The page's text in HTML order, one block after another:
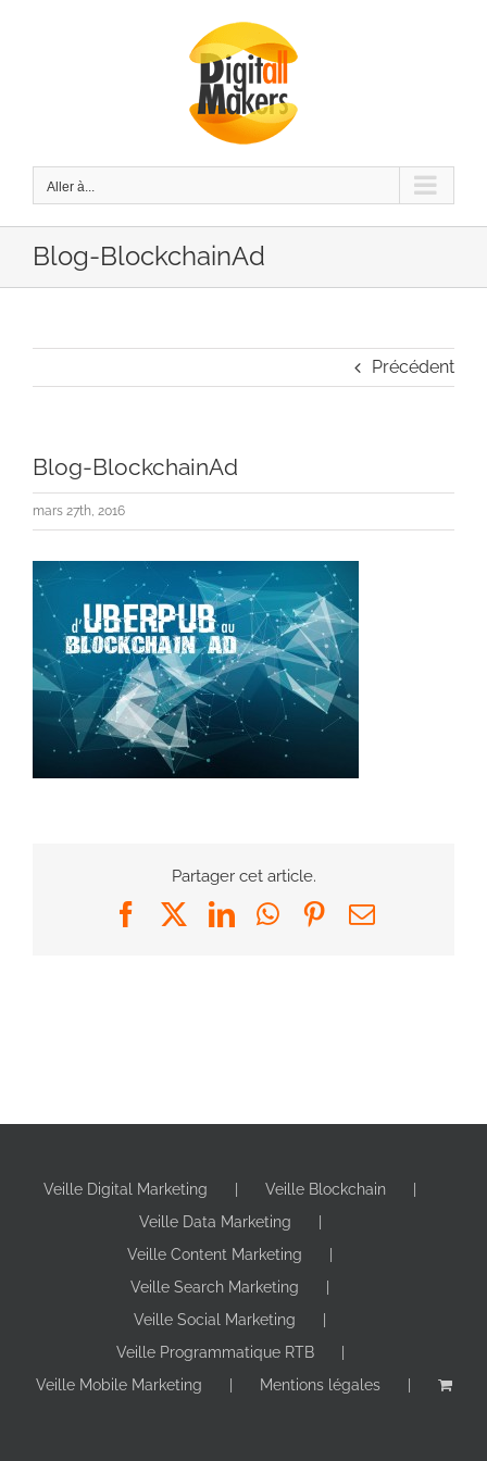
Aller à...
Blog-BlockchainAd
Précédent
Blog-BlockchainAd
mars 27th, 2016
Partager cet article.
FacebookLinkedInWhatsApp
Pinterest
Email
Veille Digital Marketing
Veille Blockchain
Veille Data Marketing
Veille Content Marketing
Veille Search Marketing
Veille Social Marketing
Veille Programmatique RTB
Veille Mobile Marketing
Mentions légales